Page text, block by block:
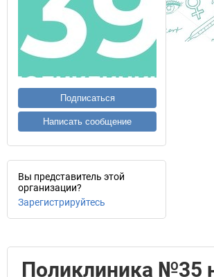
Подписаться
Написать сообщение
Вы представитель этой
организации?
Зарегистрируйтесь
Поликлиника №35